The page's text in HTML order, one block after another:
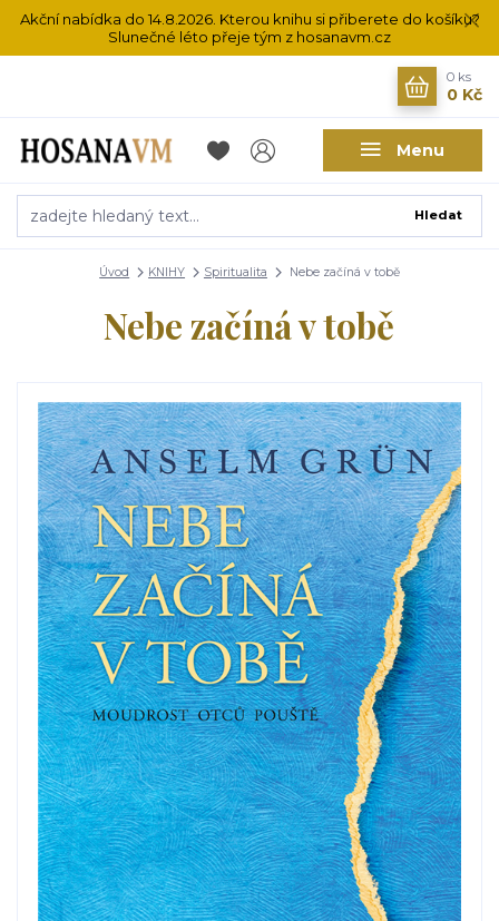
Akční nabídka do 14.8.2026. Kterou knihu si přiberete do košíku?
Slunečné léto přeje tým z hosanavm.cz
Menu
Hledat
0 ks
0 Kč
Úvod KNIHY Spiritualita Nebe začíná v tobě
Nebe začíná v tobě